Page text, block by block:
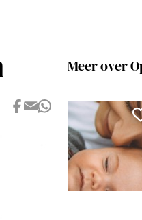
Meer over